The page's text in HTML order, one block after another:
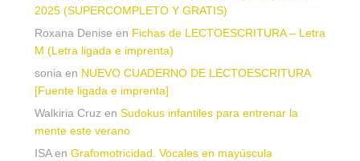
2025 (SUPERCOMPLETO Y GRATIS)
Roxana Denise en Fichas de LECTOESCRITURA – Letra
M (Letra ligada e imprenta)
sonia en NUEVO CUADERNO DE LECTOESCRITURA
[Fuente ligada e imprenta]
Walkiria Cruz en Sudokus infantiles para entrenar la
mente este verano
ISAen Grafomotricidad. Vocales en mayúscula